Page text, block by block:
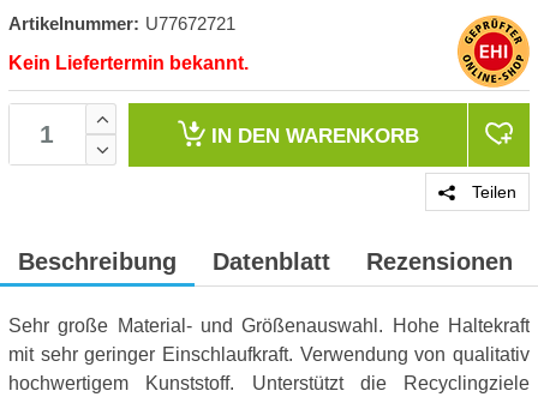
Artikelnummer: U77672721
Kein Liefertermin bekannt.
IN DEN WARENKORB
Teilen
Beschreibung Datenblatt Rezensionen
Sehr große Material- und Größenauswahl. Hohe Haltekraft
mit sehr geringer Einschlaufkraft. Verwendung von qualitativ
hochwertigem Kunststoff. Unterstützt die Recyclingziele